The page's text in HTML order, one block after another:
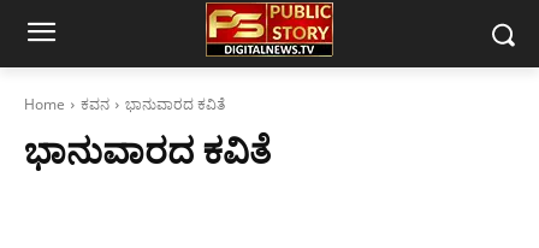
Home ಕವನ ಭಾನುವಾರದ ಕವಿತೆ
ಭಾನುವಾರದ ಕವಿತೆ